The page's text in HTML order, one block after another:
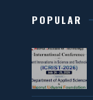
POPULAR